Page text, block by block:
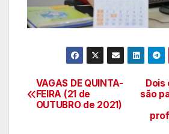
Navegação
de
Dois
são
VAGAS DE QUINTA-
FEIRA (21 de
OUTUBRO de 2021)